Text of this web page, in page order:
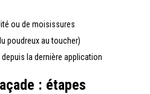
ou de moisissures
poudreux au toucher)
la dernière application
: étapes